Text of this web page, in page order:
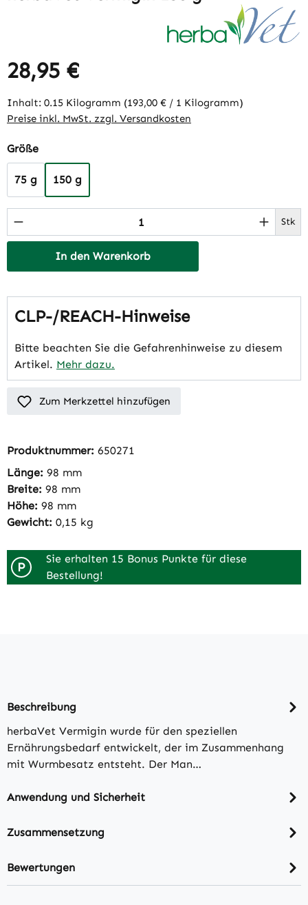
Regulärer Preis:
28,95 €
Inhalt: 0.15 Kilogramm (193,00 € / 1 Kilogramm)
Preise inkl. MwSt. zzgl. Versandkosten
Größeauswählen
75 g 150 g
Produkt Anzahl: Gib den gewünschten Stk
In den Warenkorb
CLP-/REACH-Hinweise
Bitte beachten Sie die Gefahrenhinweise zu diesem
Artikel. Mehr dazu.
Zum Merkzettel hinzufügen
Produktnummer: 650271
Länge: 98 mm
Breite: 98 mm
Höhe: 98 mm
Gewicht: 0,15 kg
P
Sie erhalten 15 Bonus Punkte für diese
Bestellung!
Beschreibung
herbaVet Vermigin wurde für den speziellen
Ernährungsbedarf entwickelt, der im Zusammenhang
mit Wurmbesatz entsteht. Der Man…
Anwendung und Sicherheit
Zusammensetzung
Bewertungen